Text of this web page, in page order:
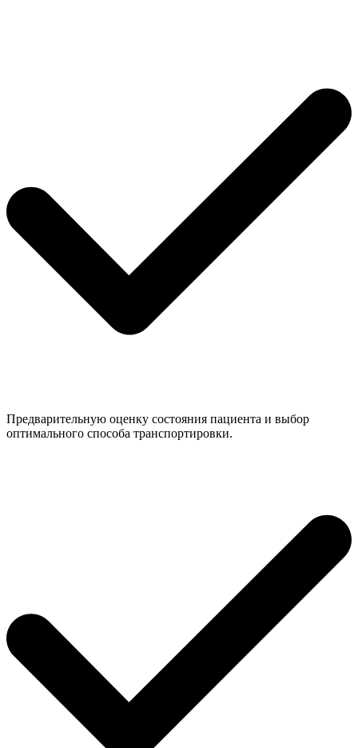
Предварительную оценку состояния пациента и выбор
оптимального способа транспортировки.